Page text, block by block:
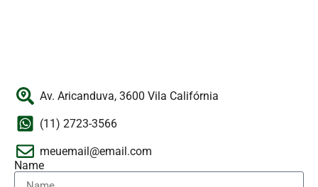
Av. Aricanduva, 3600 Vila Califórnia
(11) 2723-3566
meuemail@email.com
Name